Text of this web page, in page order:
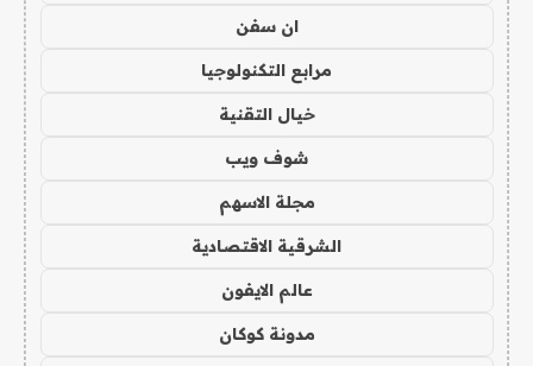
ان سفن
مرابع التكنولوجيا
خيال التقنية
شوف ويب
مجلة الاسهم
الشرقية الاقتصادية
عالم الايفون
مدونة كوكان